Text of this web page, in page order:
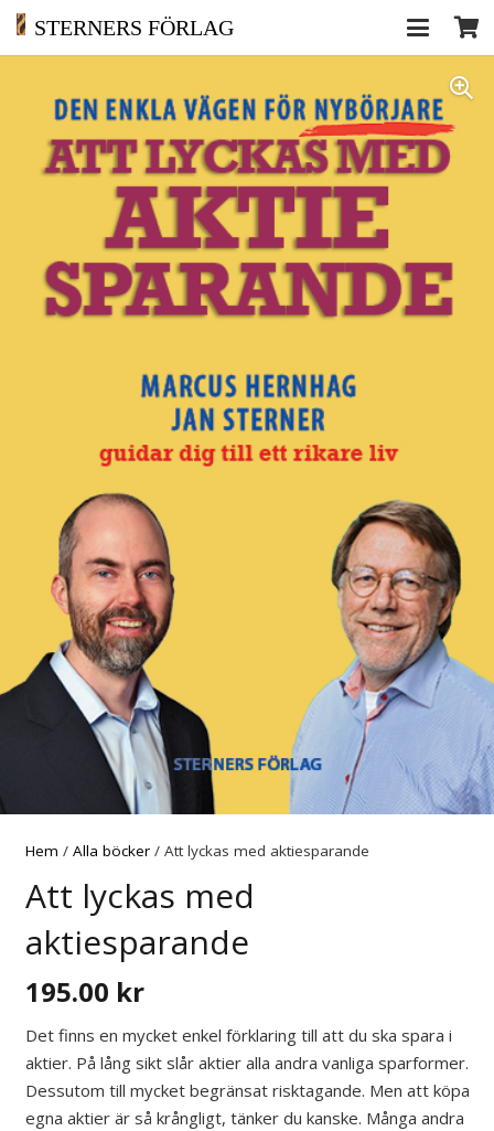
STERNERS FÖRLAG
Hem / Alla böcker/ Att lyckas med aktiesparande
Att lyckas med
aktiesparande
195.00 kr
Det finns en mycket enkel förklaring till att du ska spara i
aktier. På lång sikt slår aktier alla andra vanliga sparformer.
Dessutom till mycket begränsat risktagande. Men att köpa
egna aktier är så krångligt, tänker du kanske. Många andra